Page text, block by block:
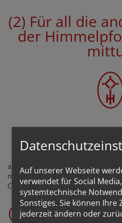
(2) Für all die
der
ALL-4-
also einer für alle, alle für einen -
man bei der Stippvisite in der
Confrerie mittun, mit in die
(3) für die mir
Auf unserer Webseite
verwendet für Social
systemtechnische
Sonstiges. Sie können
jederzeit ändern oder